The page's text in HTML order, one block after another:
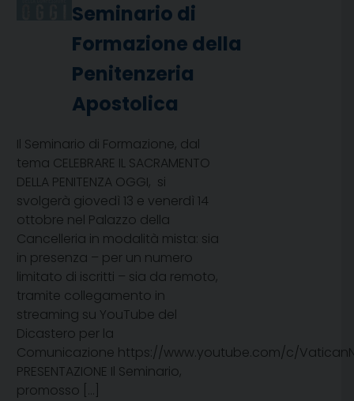
Seminario di
Formazione della
Penitenzeria
Apostolica
Il Seminario di Formazione, dal
tema CELEBRARE IL SACRAMENTO
DELLA PENITENZA OGGI, si
svolgerà giovedì 13 e venerdì 14
ottobre nel Palazzo della
Cancelleria in modalità mista: sia
in presenza – per un numero
limitato di iscritti – sia da remoto,
tramite collegamento in
streaming su YouTube del
Dicastero per la
Comunicazione https://www.youtube.com/c/
PRESENTAZIONE Il Seminario,
promosso […]